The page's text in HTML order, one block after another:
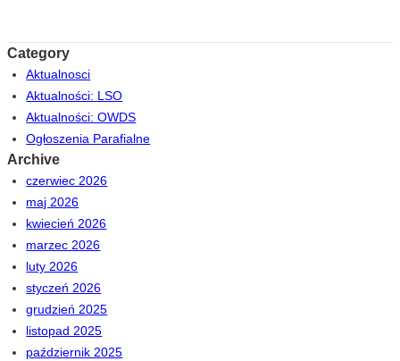
Category
Aktualnosci
Aktualności: LSO
Aktualności: OWDS
Ogłoszenia Parafialne
Archive
czerwiec 2026
maj 2026
kwiecień 2026
marzec 2026
luty 2026
styczeń 2026
grudzień 2025
listopad 2025
październik 2025